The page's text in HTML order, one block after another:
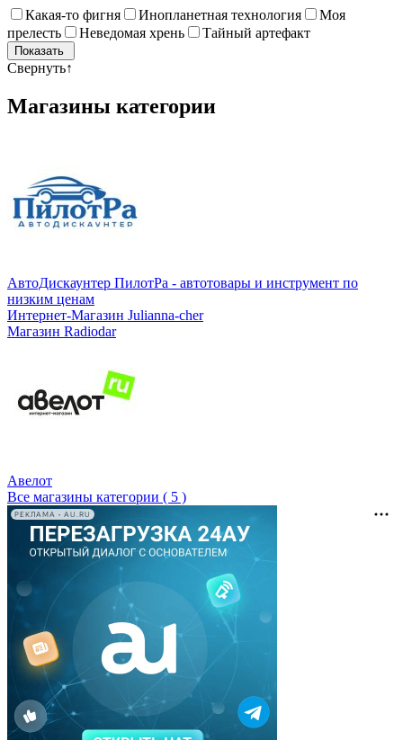
Какая-то фигня Инопланетная технология
Моя
прелесть
Неведомая хрень Тайный артефакт
Свернуть↑
Магазины категории
АвтоДискаунтер ПилотРа - автотовары и инструмент по
низким ценам
Интернет-Магазин Julianna-cher
Магазин Radiodar
Авелот
Все магазины категории ( 5 )
РЕКЛАМА • AU.RU